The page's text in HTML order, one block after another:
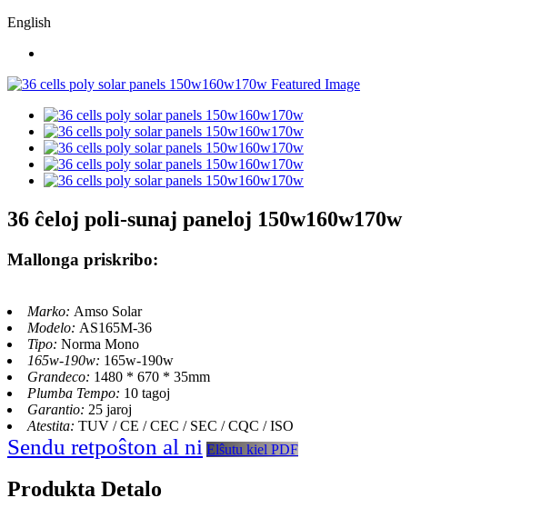
English
36 ĉeloj poli-sunaj paneloj 150w160w170w
Mallonga priskribo:
Marko: Amso Solar
Modelo: AS165M-36
Tipo: Norma Mono
165w-190w: 165w-190w
Grandeco: 1480 * 670 * 35mm
Plumba Tempo: 10 tagoj
Garantio: 25 jaroj
Atestita: TUV / CE / CEC / SEC / CQC / ISO
Sendu retpoŝton al ni Elŝutu kiel PDF
Produkta Detalo